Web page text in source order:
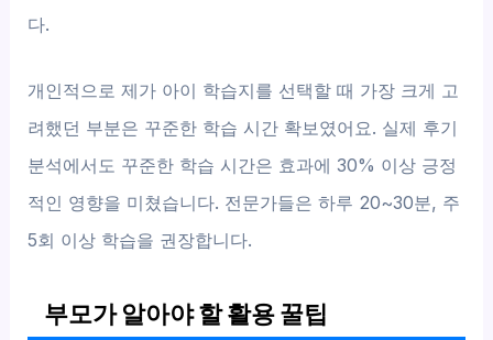
다.
개인적으로 제가 아이 학습지를 선택할 때 가장 크게 고
려했던 부분은 꾸준한 학습 시간 확보였어요. 실제 후기
분석에서도 꾸준한 학습 시간은 효과에 30% 이상 긍정
적인 영향을 미쳤습니다. 전문가들은 하루 20~30분, 주
5회 이상 학습을 권장합니다.
부모가 알아야 할 활용 꿀팁